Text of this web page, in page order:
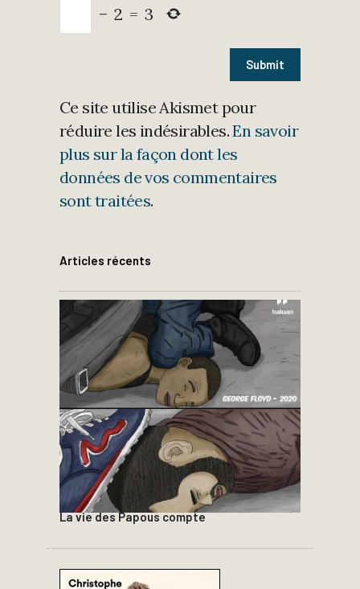
− 2 = 3
Ce site utilise Akismet pour
réduire les indésirables.En savoir
plus sur la façon dont les
données de vos commentaires
sont traitées.
Articles récents
La vie des Papous compte